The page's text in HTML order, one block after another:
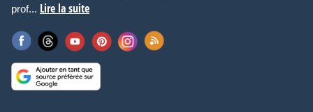
prof... Lire la suite